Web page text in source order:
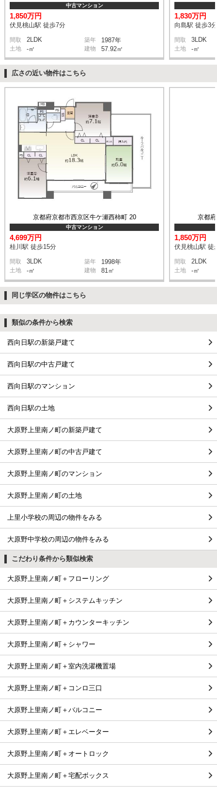
中古マンション
1,850万円
伏見桃山駅 徒歩7分
間取 2LDK 築年 1987年
土地 -㎡ 建物 57.92㎡
1,830万円
向島駅 徒歩3分
間取 3LDK
土地 -㎡
広さの近い物件はこちら
京都府京都市西京区牛ケ瀬西柿町 20
中古マンション
4,699万円
桂川駅 徒歩15分
間取 3LDK 築年 1998年
土地 -㎡ 建物 81㎡
京都
1,850万円
伏見桃山駅 徒
間取 2LDK
土地 -㎡
同じ学区の物件はこちら
類似の条件から検索
西向日駅の新築戸建て
西向日駅の中古戸建て
西向日駅のマンション
西向日駅の土地
大原野上里南ノ町の新築戸建て
大原野上里南ノ町の中古戸建て
大原野上里南ノ町のマンション
大原野上里南ノ町の土地
上里小学校の周辺の物件をみる
大原野中学校の周辺の物件をみる
こだわり条件から類似検索
大原野上里南ノ町＋フローリング
大原野上里南ノ町＋システムキッチン
大原野上里南ノ町＋カウンターキッチン
大原野上里南ノ町＋シャワー
大原野上里南ノ町＋室内洗濯機置場
大原野上里南ノ町＋コンロ三口
大原野上里南ノ町＋バルコニー
大原野上里南ノ町＋エレベーター
大原野上里南ノ町＋オートロック
大原野上里南ノ町＋宅配ボックス